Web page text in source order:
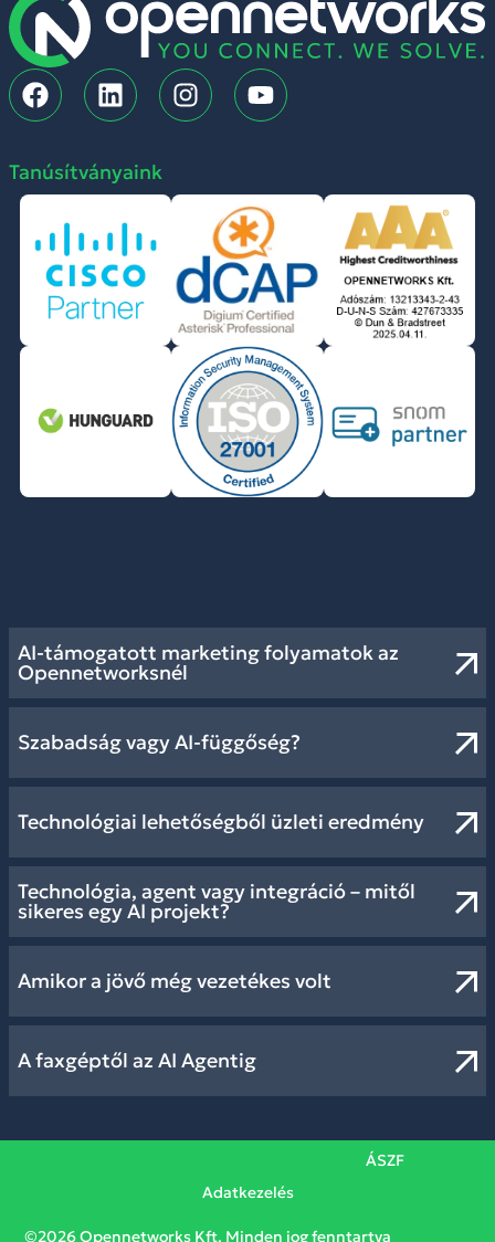
AI-támogatott marketing folyamatok az
Opennetworksnél
Szabadság vagy AI-függőség?
Technológiai lehetőségből üzleti eredmény
Technológia, agent vagy integráció – mitől
sikeres egy AI projekt?
Amikor a jövő még vezetékes volt
A faxgéptől az AI Agentig
Tanúsítványaink
©2026 Opennetworks Kft. Minden jog fenntartva
ÁSZF
Adatkezelés